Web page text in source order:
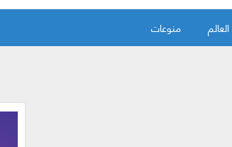
منوعات